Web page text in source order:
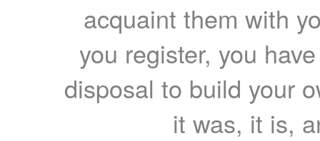
acquaint them with
you register, you
disposal to build your
it was, it is,